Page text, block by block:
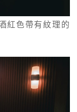
紅色帶有紋理的